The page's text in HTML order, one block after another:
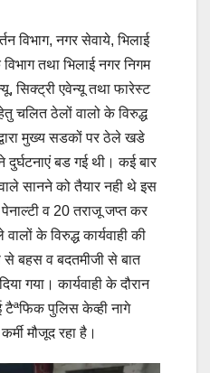
विभाग, नगर सेवाये, भिलाई
तथा भिलाई नगर निगम
सिक्ट्री एवेन्यू तथा फारेस्ट
चलित ठेलों वालो के विरुद्ध
मुख्य सडकों पर ठेले खडे
बड गई थी। कई बार
सानने को तैयार नही थे इस
पेनाल्टी व 20 तराजू जप्त कर
के विरुद्ध कार्यवाही की
बहस व बदतमीजी से बात
गया। कार्यवाही के दौरान
टैªफिक पुलिस केव्ही नागे
मौजूद रहा है।